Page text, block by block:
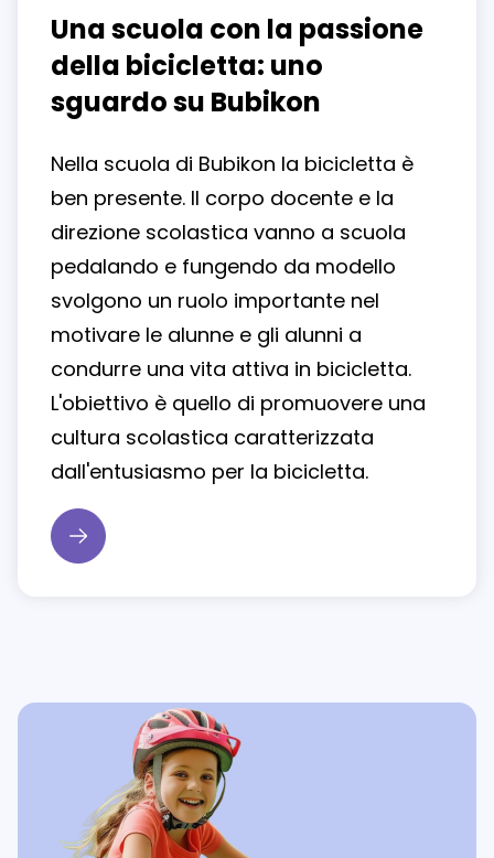
Una scuola con la passione
della bicicletta: uno
sguardo su Bubikon
Nella scuola di Bubikon la bicicletta è
ben presente. Il corpo docente e la
direzione scolastica vanno a scuola
pedalando e fungendo da modello
svolgono un ruolo importante nel
motivare le alunne e gli alunni a
condurre una vita attiva in bicicletta.
L'obiettivo è quello di promuovere una
cultura scolastica caratterizzata
dall'entusiasmo per la bicicletta.